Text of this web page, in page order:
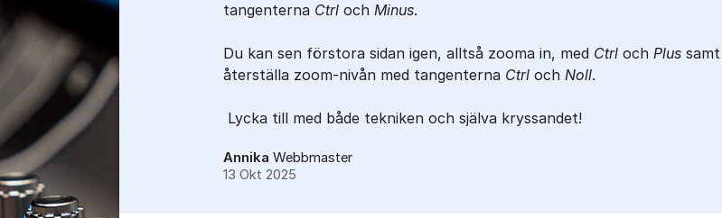
tangenterna Ctrl och Minus.
Du kan sen förstora sidan igen, alltså zooma in, med Ctrl och Plus samt
återställa zoom-nivån med tangenterna Ctrl och Noll.
Lycka till med både tekniken och själva kryssandet!
Annika Webbmaster
13 Okt 2025